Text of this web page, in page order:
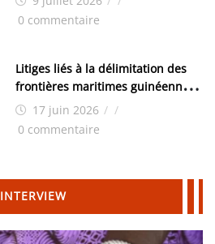
0 commentaire
Litiges liés à la délimitation des
frontières maritimes guinéennes:
Idrissa Chérif écrit au ministre
des Hydrocarbures
17 juin 2026 / /
0 commentaire
INTERVIEW